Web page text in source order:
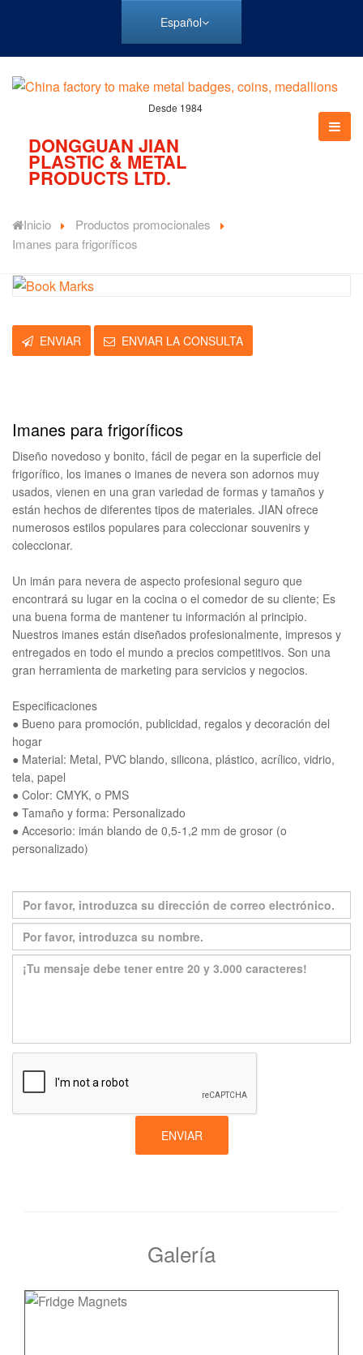
Español
Desde 1984
DONGGUAN JIAN
PLASTIC & METAL
PRODUCTS LTD.
Inicio
Productos promocionales
Imanes para frigoríficos
ENVIAR ENVIAR LA CONSULTA
Imanes para frigoríficos
Diseño novedoso y bonito, fácil de pegar en la superficie del
frigorífico, los imanes o imanes de nevera son adornos muy
usados, vienen en una gran variedad de formas y tamaños y
están hechos de diferentes tipos de materiales. JIAN ofrece
numerosos estilos populares para coleccionar souvenirs y
coleccionar.
Un imán para nevera de aspecto profesional seguro que
encontrará su lugar en la cocina o el comedor de su cliente; Es
una buena forma de mantener tu información al principio.
Nuestros imanes están diseñados profesionalmente, impresos y
entregados en todo el mundo a precios competitivos. Son una
gran herramienta de marketing para servicios y negocios.
Especificaciones
● Bueno para promoción, publicidad, regalos y decoración del
hogar
● Material: Metal, PVC blando, silicona, plástico, acrílico, vidrio,
tela, papel
● Color: CMYK, o PMS
● Tamaño y forma: Personalizado
● Accesorio: imán blando de 0,5-1,2 mm de grosor (o
personalizado)
ENVIAR
Galería